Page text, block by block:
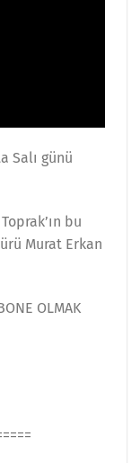
Salı günü
bu
Murat Erkan
OLMAK